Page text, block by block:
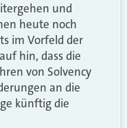
und
heute noch
im Vorfeld der
hin, dass die
von Solvency
an die
künftig die